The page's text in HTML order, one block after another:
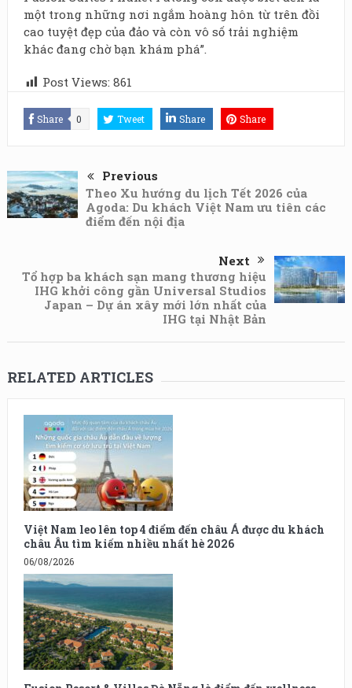
một trong những nơi ngắm hoàng hôn từ trên đồi
cao tuyệt đẹp của đảo và còn vô số trải nghiệm
khác đang chờ bạn khám phá”.
Post Views: 861
Share 0 Tweet Share Share
Previous
Theo Xu hướng du lịch Tết 2026 của
Agoda: Du khách Việt Nam ưu tiên các
điểm đến nội địa
Next
Tổ hợp ba khách sạn mang thương hiệu
IHG khởi công gần Universal Studios
Japan – Dự án xây mới lớn nhất của
IHG tại Nhật Bản
RELATED ARTICLES
Việt Nam leo lên top 4 điểm đến châu Á được du khách
châu Âu tìm kiếm nhiều nhất hè 2026
06/08/2026